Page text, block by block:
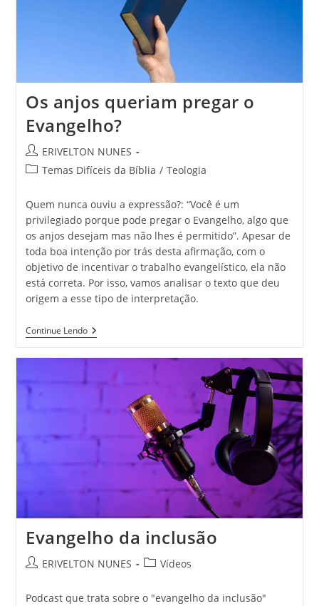
Os anjos queriam pregar o
Evangelho?
ERIVELTON NUNES
Temas Difíceis da Bíblia / Teologia
Quem nunca ouviu a expressão?: “Você é um
privilegiado porque pode pregar o Evangelho, algo que
os anjos desejam mas não lhes é permitido”. Apesar de
toda boa intenção por trás desta afirmação, com o
objetivo de incentivar o trabalho evangelístico, ela não
está correta. Por isso, vamos analisar o texto que deu
origem a esse tipo de interpretação.
Continue Lendo
Evangelho da inclusão
ERIVELTON NUNES Vídeos
Podcast que trata sobre o "evangelho da inclusão"